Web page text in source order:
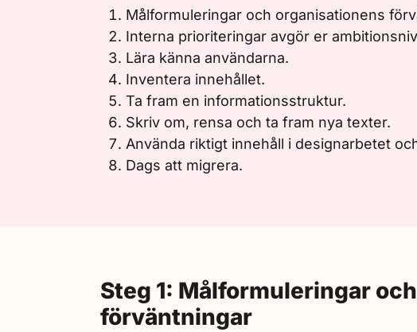
Målformuleringar och organisationens
Interna prioriteringar avgör er
Lära känna användarna.
Inventera innehållet.
Ta fram en informationsstruktur.
Skriv om, rensa och ta fram nya texter.
Använda riktigt innehåll i designarbetet
Dags att migrera.
Steg 1: Målformuleringar
förväntningar